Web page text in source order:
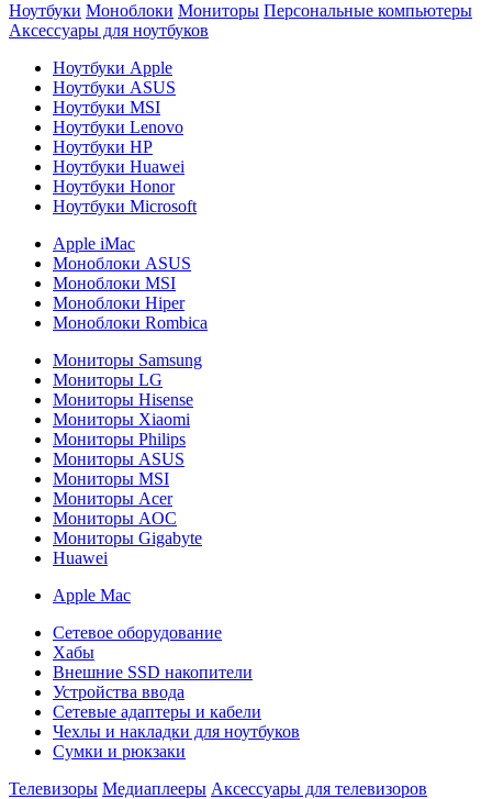
Ноутбуки Моноблоки Мониторы Персональные компьютеры
Аксессуары для ноутбуков
Ноутбуки Apple
Ноутбуки ASUS
Ноутбуки MSI
Ноутбуки Lenovo
Ноутбуки HP
Ноутбуки Huawei
Ноутбуки Honor
Ноутбуки Microsoft
Apple iMac
Моноблоки ASUS
Моноблоки MSI
Моноблоки Hiper
Моноблоки Rombica
Мониторы Samsung
Мониторы LG
Мониторы Hisense
Мониторы Xiaomi
Мониторы Philips
Мониторы ASUS
Мониторы MSI
Мониторы Acer
Мониторы AOC
Мониторы Gigabyte
Huawei
Apple Mac
Сетевое оборудование
Хабы
Внешние SSD накопители
Устройства ввода
Сетевые адаптеры и кабели
Чехлы и накладки для ноутбуков
Сумки и рюкзаки
Телевизоры Медиаплееры Аксессуары для телевизоров